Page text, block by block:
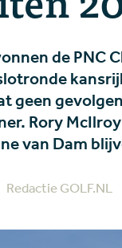
de PNC
geen
Rory
van Dam
Redactie GOLF.NL